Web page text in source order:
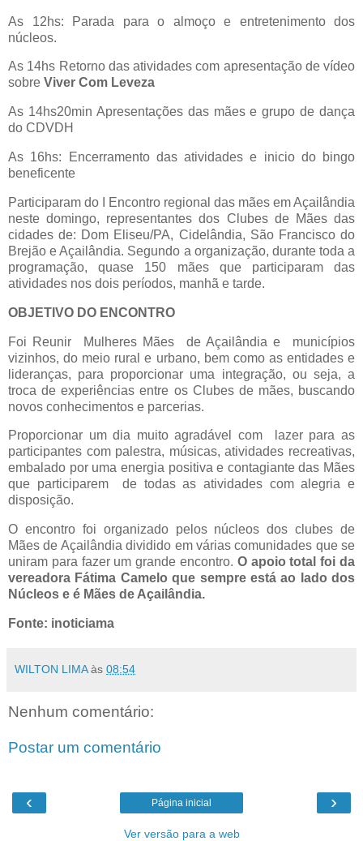
As 12hs: Parada para o almoço e entretenimento dos
núcleos.
As 14hs Retorno das atividades com apresentação de vídeo
sobre Viver Com Leveza
As 14hs20min Apresentações das mães e grupo de dança
do CDVDH
As 16hs: Encerramento das atividades e inicio do bingo
beneficente
Participaram do I Encontro regional das mães em Açailândia
neste domingo, representantes dos Clubes de Mães das
cidades de: Dom Eliseu/PA, Cidelândia, São Francisco do
Brejão e Açailândia. Segundo a organização, durante toda a
programação, quase 150 mães que participaram das
atividades nos dois períodos, manhã e tarde.
OBJETIVO DO ENCONTRO
Foi Reunir Mulheres Mães de Açailândia e municípios
vizinhos, do meio rural e urbano, bem como as entidades e
lideranças, para proporcionar uma integração, ou seja, a
troca de experiências entre os Clubes de mães, buscando
novos conhecimentos e parcerias.
Proporcionar um dia muito agradável com lazer para as
participantes com palestra, músicas, atividades recreativas,
embalado por uma energia positiva e contagiante das Mães
que participarem de todas as atividades com alegria e
disposição.
O encontro foi organizado pelos núcleos dos clubes de
Mães de Açailândia dividido em várias comunidades que se
uniram para fazer um grande encontro. O apoio total foi da
vereadora Fátima Camelo que sempre está ao lado dos
Núcleos e é Mães de Açailândia.
Fonte: inoticiama
WILTON LIMA às 08:54
Nenhum comentário:
Postar um comentário
‹ ›
Página inicial
Ver versão para a web